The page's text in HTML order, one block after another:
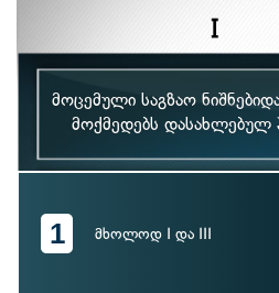
მოცემული საგზაო
მოქმედებს დასახლებულ
1 მხოლოდ I და III